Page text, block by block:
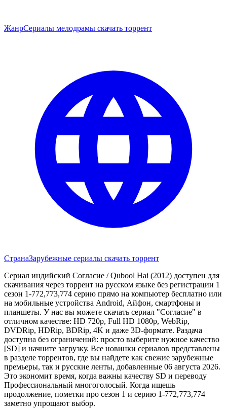
ЖанрСериалы мелодрамы скачать торрент
СтранаЗарубежные сериалы скачать торрент
Сериал индийский Согласие / Qubool Hai (2012) доступен для
скачивания через торрент на русском языке без регистрации 1
сезон 1-772,773,774 серию прямо на компьютер бесплатно или
на мобильные устройства Android, Айфон, смартфоны и
планшеты. У нас вы можете скачать сериал "Согласие" в
отличном качестве: HD 720p, Full HD 1080p, WebRip,
DVDRip, HDRip, BDRip, 4K и даже 3D-формате. Раздача
доступна без ограничений: просто выберите нужное качество
[SD] и начните загрузку. Все новинки сериалов представлены
в разделе торрентов, где вы найдете как свежие зарубежные
премьеры, так и русские ленты, добавленные 06 августа 2026.
Это экономит время, когда важны качеству SD и переводу
Профессиональный многоголосый. Когда ищешь
продолжение, пометки про сезон 1 и серию 1-772,773,774
заметно упрощают выбор.